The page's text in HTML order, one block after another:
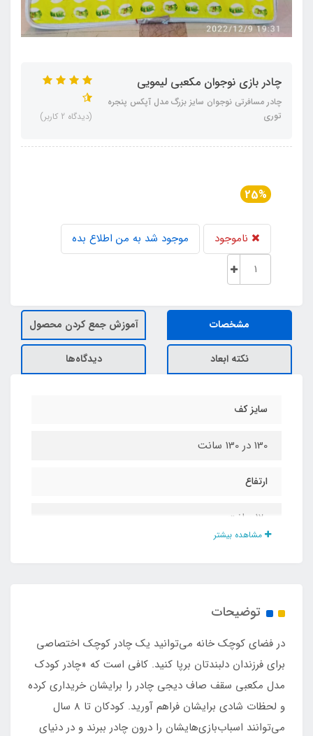
چادر بازی نوجوان مکعبی لیمویی
چادر مسافرتی نوجوان سایز بزرگ مدل آپکس پنجره
توری
(دیدگاه 2 کاربر)
25%
ناموجود موجود شد به من اطلاع بده
مشخصات آموزش جمع کردن محصول
نکته ابعاد دیدگاه‌ها
سایز کف
130 در 130 سانت
ارتفاع
120 سانت
اسپاند
مشاهده بیشتر
توضیحات
​​​​در فضای کوچک خانه می‌توانید یک چادر کوچک اختصاصی
برای فرزندان دلبندتان برپا کنید. کافی است که «چادر کودک
مدل مکعبی سقف صاف دیجی چادر را برایشان خریداری کرده
و لحظات شادی برایشان فراهم آورید. کودکان تا 8 سال
می‌توانند اسباب‌بازی‌هایشان را درون چادر ببرند و در دنیای